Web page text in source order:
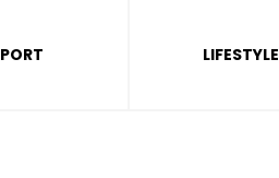
LIFESTYLE